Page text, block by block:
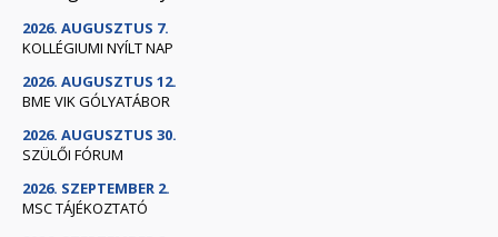
2026. AUGUSZTUS 7.
KOLLÉGIUMI NYÍLT NAP
2026. AUGUSZTUS 12.
BME VIK GÓLYATÁBOR
2026. AUGUSZTUS 30.
SZÜLŐI FÓRUM
2026. SZEPTEMBER 2.
MSC TÁJÉKOZTATÓ